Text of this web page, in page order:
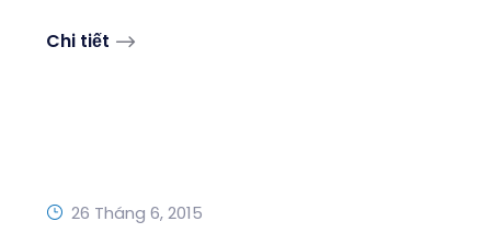
Chi tiết
26 Tháng 6, 2015